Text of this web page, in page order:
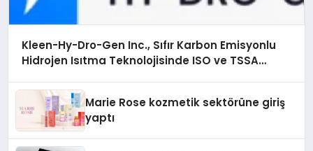
Kleen-Hy-Dro-Gen Inc., Sıfır Karbon Emisyonlu
Hidrojen Isıtma Teknolojisinde ISO ve TSSA
Marie Rose kozmetik sektörüne giriş
yaptı